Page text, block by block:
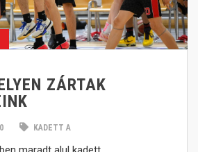
ZÁRTAK
0 KADETT A